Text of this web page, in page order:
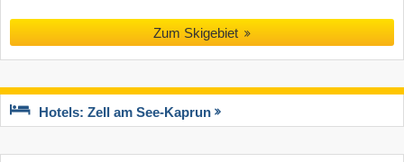
Zum Skigebiet
Hotels: Zell am See-Kaprun